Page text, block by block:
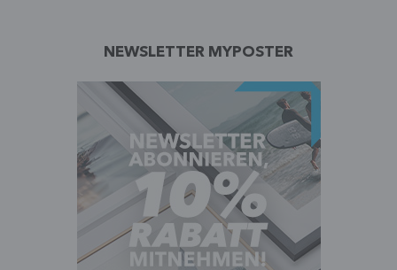
NEWSLETTER MYPOSTER